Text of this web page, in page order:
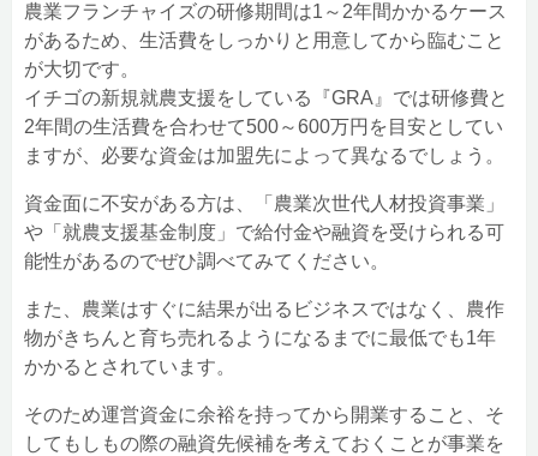
農業フランチャイズの研修期間は1～2年間かかるケース
があるため、生活費をしっかりと用意してから臨むこと
が大切です。
イチゴの新規就農支援をしている『GRA』では研修費と
2年間の生活費を合わせて500～600万円を目安としてい
ますが、必要な資金は加盟先によって異なるでしょう。
資金面に不安がある方は、「農業次世代人材投資事業」
や「就農支援基金制度」で給付金や融資を受けられる可
能性があるのでぜひ調べてみてください。
また、農業はすぐに結果が出るビジネスではなく、農作
物がきちんと育ち売れるようになるまでに最低でも1年
かかるとされています。
そのため運営資金に余裕を持ってから開業すること、そ
してもしもの際の融資先候補を考えておくことが事業を